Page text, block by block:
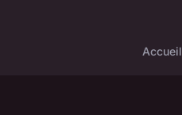
Accueil